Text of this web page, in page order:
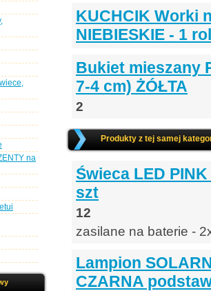
na
KUCHCIK Worki
NIEBIESKIE - 1
Bukiet mieszany
7-4 cm) ŻÓŁTA
2
Produkty z tej samej
Świeca LED
szt
12
zasilane na baterie -
Lampion
CZARNA